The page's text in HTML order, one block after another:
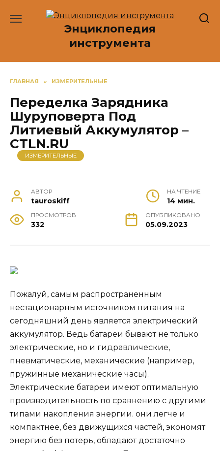
Энциклопедия
инструмента
ГЛАВНАЯ » ИЗМЕРИТЕЛЬНЫЕ
Переделка Зарядника
Шуруповерта Под
Литиевый Аккумулятор –
CTLN.RU
ИЗМЕРИТЕЛЬНЫЕ
АВТОР
tauroskiff
НА ЧТЕНИЕ
14 мин.
ПРОСМОТРОВ
332
ОПУБЛИКОВАНО
05.09.2023
Пожалуй, самым распространенным
нестационарным источником питания на
сегодняшний день является электрический
аккумулятор. Ведь батареи бывают не только
электрические, но и гидравлические,
пневматические, механические (например,
пружинные механические часы).
Электрические батареи имеют оптимальную
производительность по сравнению с другими
типами накопления энергии. они легче и
компактнее, без движущихся частей, экономят
энергию без потерь, обладают достаточно